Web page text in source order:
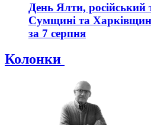
День Ялти, російський
Сумщині та
за 7 серпня
Колонки